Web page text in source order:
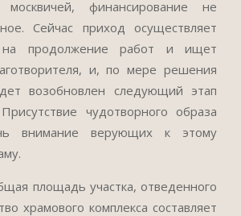
москвичей, финансирование не
Сейчас приход осуществляет
на продолжение работ и ищет
и, по мере решения
возобновлен следующий этап
чудотворного образа
внимание верующих к этому
площадь участка, отведенного
храмового комплекса составляет